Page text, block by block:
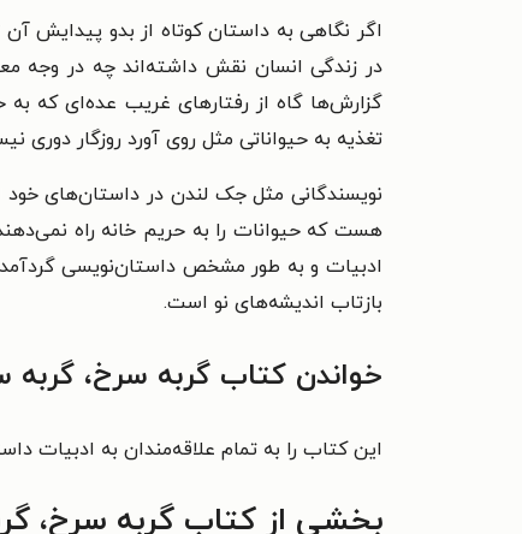
اگر نگاهی به داستان کوتاه از بدو پیدایش
در زندگی انسان نقش داشته‌اند چه در وجه
گزارش‌ها گاه از رفتارهای غریب عده‌ای که
تغذیه به حیواناتی مثل روی آورد روزگار دوری
نویسندگانی مثل جک لندن در داستان‌های خود
هست که حیوانات را به حریم خانه راه
ادبیات و به طور مشخص داستان‌نویسی
بازتاب اندیشه‌های نو است.
خواندن کتاب گربه سرخ، گربه
این کتاب را به تمام علاقه‌مندان به ادبیات
بخشی از کتاب گربه سرخ،